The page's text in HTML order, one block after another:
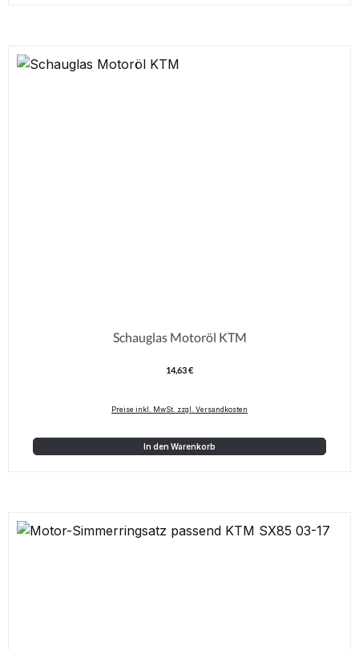
Schauglas Motoröl KTM
Regulärer Preis:
14,63 €
Preise inkl. MwSt. zzgl. Versandkosten
In den Warenkorb